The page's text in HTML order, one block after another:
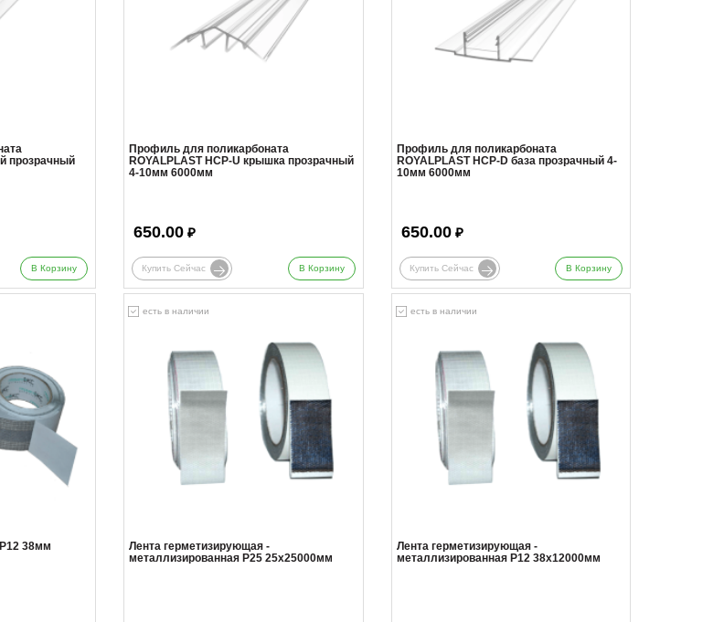
прозрачный
В Корзину
Профиль для поликарбоната
ROYALPLAST HCP-U крышка прозрачный
4-10мм 6000мм
650.00 ₽
Купить Сейчас В Корзину
Профиль для поликарбоната
ROYALPLAST HCP-D база прозрачный 4-
10мм 6000мм
650.00₽
Купить Сейчас В Корзину
38мм
есть в наличии
Лента герметизирующая -
металлизированная Р25 25х25000мм
есть в наличии
Лента герметизирующая -
металлизированная Р12 38х12000мм